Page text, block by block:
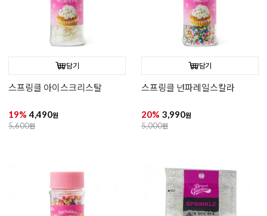
담기
스프링클 아이스크리스탈
19% 4,490원
5,600원
담기
스프링클 넌파레일스칼라
20% 3,990원
5,000원